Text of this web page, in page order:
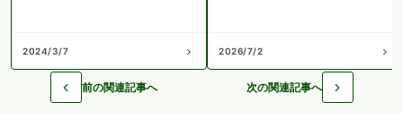
2024/3/7 2026/7/2
前の関連記事へ 次の関連記事へ